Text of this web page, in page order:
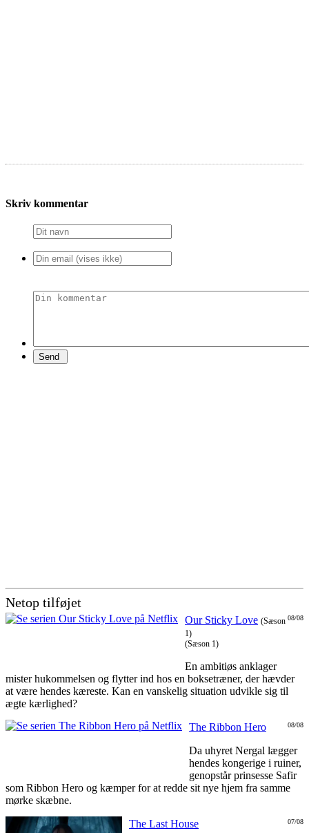
Skriv kommentar
Netop tilføjet
08/08
Our Sticky Love (Sæson
1)
(Sæson 1)
En ambitiøs anklager
mister hukommelsen og flytter ind hos en boksetræner, der hævder
at være hendes kæreste. Kan en vanskelig situation udvikle sig til
ægte kærlighed?
08/08
The Ribbon Hero
Da uhyret Nergal lægger
hendes kongerige i ruiner,
genopstår prinsesse Safir
som Ribbon Hero og kæmper for at redde sit nye hjem fra samme
mørke skæbne.
07/08
The Last House